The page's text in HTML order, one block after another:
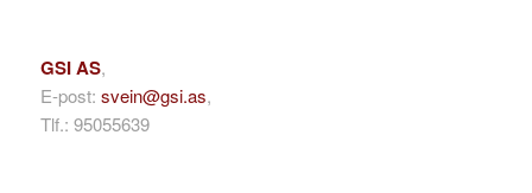
GSI AS,
E-post: svein@gsi.as,
Tlf.: 95055639